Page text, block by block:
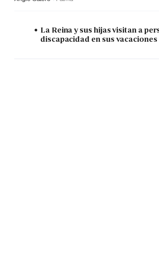
La Reina y sus hijas visitan a
discapacidad en sus